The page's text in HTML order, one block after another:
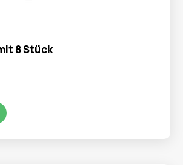
8 Stück